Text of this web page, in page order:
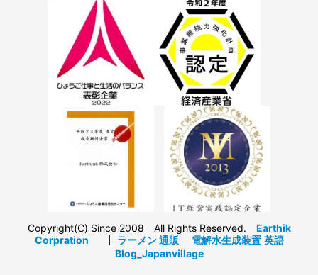
Copyright(C) Since 2008 All Rights Reserved. Earthik
Corpration
ラーメン 通販 電解水生成装置 英語
Blog_Japanvillage